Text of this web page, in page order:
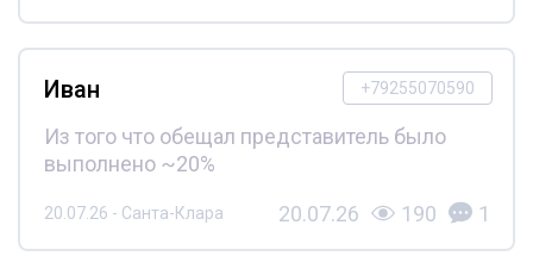
+79255070590
Иван
Из того что обещал представитель было
выполнено ~20%
20.07.26 - Санта-Клара 20.07.26 190 1